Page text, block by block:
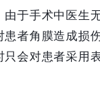
由于手术中医生
患者角膜造成损
只会对患者采用